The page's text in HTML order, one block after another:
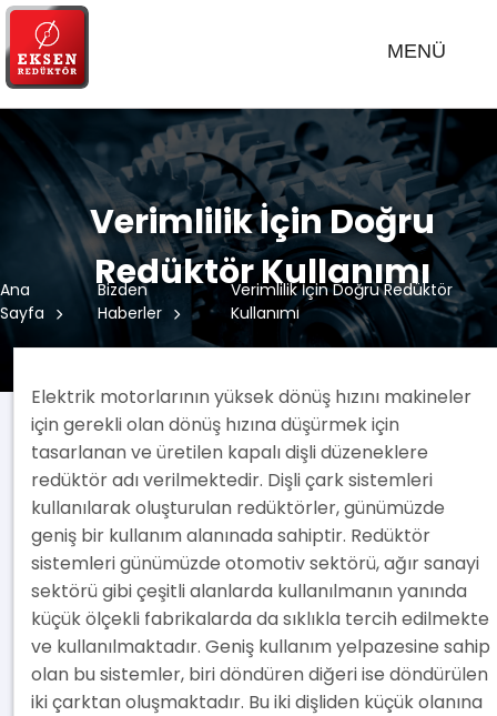
MENÜ
Verimlilik İçin Doğru
Redüktör Kullanımı
Ana
Sayfa
Bizden
Haberler
Verimlilik İçin Doğru Redüktör
Kullanımı
Elektrik motorlarının yüksek dönüş hızını makineler
için gerekli olan dönüş hızına düşürmek için
tasarlanan ve üretilen kapalı dişli düzeneklere
redüktör adı verilmektedir. Dişli çark sistemleri
kullanılarak oluşturulan redüktörler, günümüzde
geniş bir kullanım alanınada sahiptir. Redüktör
sistemleri günümüzde otomotiv sektörü, ağır sanayi
sektörü gibi çeşitli alanlarda kullanılmanın yanında
küçük ölçekli fabrikalarda da sıklıkla tercih edilmekte
ve kullanılmaktadır. Geniş kullanım yelpazesine sahip
olan bu sistemler, biri döndüren diğeri ise döndürülen
iki çarktan oluşmaktadır. Bu iki dişliden küçük olanına